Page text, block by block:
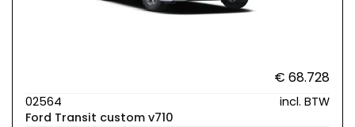
€ 68.728
02564
incl. BTW
Ford Transit custom v710